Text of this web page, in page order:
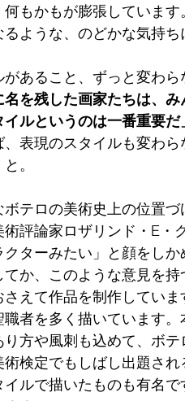
もかもが膨張していま
ような、のどかな気持ち
あること、ずっと変わ
名を残した画家たちは、
ルというのは一番重要だ
表現のスタイルも変わ
。
ボテロの美術史上の位置
評論家ロザリンド・E
ターみたい」と顔をし
か、このような意見を
えて作品を制作してい
者を多く描いています
方や風刺も込めて、ボ
検定でもしばし出題さ
イルで描いたものも有名